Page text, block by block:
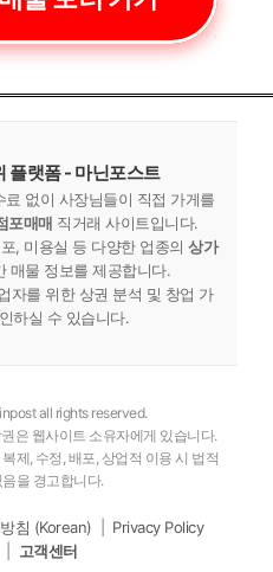
플랫폼 - 마닌포스트
없이 사장님들이 직접 가게를
포매매 직거래 사이트입니다.
, 미용실 등 다양한 업종의상가
매물 정보를 제공합니다.
자를 위한 상권 분석 및 창업 가
하실 수 있습니다.
all rights reserved.
은 웹사이트 소유자에게 있습니다.
제, 수정, 배포, 상업적 이용 시 법적
을 경고합니다.
침 (Korean)
Privacy Policy
고객센터